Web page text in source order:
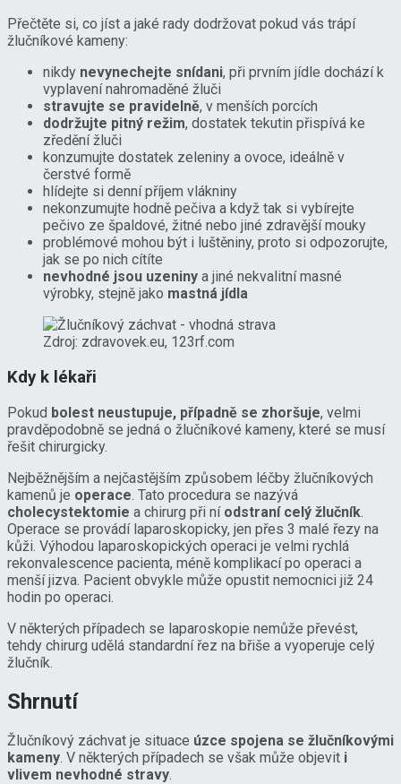
Přečtěte si, co jíst a jaké rady dodržovat pokud vás trápí
žlučníkové kameny:
nikdy nevynechejte snídani, při prvním jídle dochází k
vyplavení nahromaděné žluči
stravujte se pravidelně, v menších porcích
dodržujte pitný režim, dostatek tekutin přispívá ke
zředění žluči
konzumujte dostatek zeleniny a ovoce, ideálně v
čerstvé formě
hlídejte si denní příjem vlákniny
nekonzumujte hodně pečiva a když tak si vybírejte
pečivo ze špaldové, žitné nebo jiné zdravější mouky
problémové mohou být i luštěniny, proto si odpozorujte,
jak se po nich cítíte
nevhodné jsou uzeniny a jiné nekvalitní masné
výrobky, stejně jako mastná jídla
Zdroj: zdravovek.eu, 123rf.com
Kdy k lékaři
Pokud bolest neustupuje, případně se zhoršuje, velmi
pravděpodobně se jedná o žlučníkové kameny, které se musí
řešit chirurgicky.
Nejběžnějším a nejčastějším způsobem léčby žlučníkových
kamenů je operace . Tato procedura se nazývá
cholecystektomie a chirurg při ní odstraní celý žlučník
Operace se provádí laparoskopicky, jen přes 3 malé řezy na
kůži. Výhodou laparoskopických operaci je velmi rychlá
rekonvalescence pacienta, méně komplikací po operaci a
menší jizva. Pacient obvykle může opustit nemocnici již 24
hodin po operaci.
V některých případech se laparoskopie nemůže převést,
tehdy chirurg udělá standardní řez na břiše a vyoperuje celý
žlučník.
Shrnutí
Žlučníkový záchvat je situace úzce spojena se žlučníkovými
kameny . V některých případech se však může objevit i
vlivem nevhodné stravy